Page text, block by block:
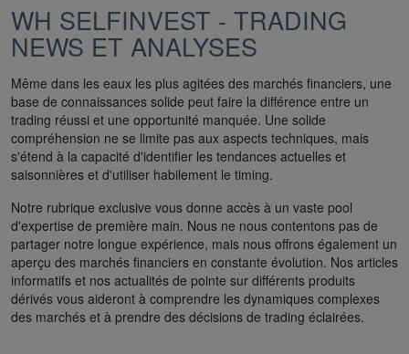
WH SELFINVEST - TRADING
NEWS ET ANALYSES
Même dans les eaux les plus agitées des marchés financiers, une
base de connaissances solide peut faire la différence entre un
trading réussi et une opportunité manquée. Une solide
compréhension ne se limite pas aux aspects techniques, mais
s'étend à la capacité d'identifier les tendances actuelles et
saisonnières et d'utiliser habilement le timing.
Notre rubrique exclusive vous donne accès à un vaste pool
d'expertise de première main. Nous ne nous contentons pas de
partager notre longue expérience, mais nous offrons également un
aperçu des marchés financiers en constante évolution. Nos articles
informatifs et nos actualités de pointe sur différents produits
dérivés vous aideront à comprendre les dynamiques complexes
des marchés et à prendre des décisions de trading éclairées.